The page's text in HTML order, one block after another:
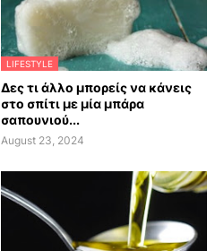
LIFESTYLE
Δες τι άλλο μπορείς να κάνεις
στο σπίτι με μία μπάρα
σαπουνιού...
August 23, 2024